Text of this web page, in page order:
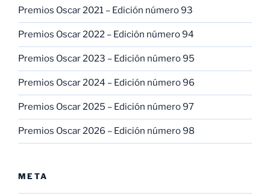
Premios Oscar 2021 – Edición número 93
Premios Oscar 2022 – Edición número 94
Premios Oscar 2023 – Edición número 95
Premios Oscar 2024 – Edición número 96
Premios Oscar 2025 – Edición número 97
Premios Oscar 2026 – Edición número 98
META